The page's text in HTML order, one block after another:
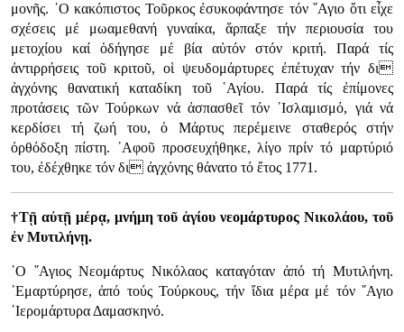
μονῆς. ῾Ο κακόπιστος Τοῦρκος ἐσυκοφάντησε τόν ῞Αγιο ὅτι εἶχε
σχέσεις μέ μωαμεθανή γυναίκα, ἅρπαξε τήν περιουσία του
μετοχίου καί ὁδήγησε μέ βία αὐτόν στόν κριτή. Παρά τίς
ἀντιρρήσεις τοῦ κριτοῦ, οἱ ψευδομάρτυρες ἐπέτυχαν τήν δι
ἀγχόνης θανατική καταδίκη τοῦ ῾Αγίου. Παρά τίς ἐπίμονες
προτάσεις τῶν Τούρκων νά ἀσπασθεῖ τόν ᾿Ισλαμισμό, γιά νά
κερδίσει τή ζωή του, ὁ Μάρτυς περέμεινε σταθερός στήν
ὀρθόδοξη πίστη. ᾿Αφοῦ προσευχήθηκε, λίγο πρίν τό μαρτύριό
του, ἐδέχθηκε τόν δι ἀγχόνης θάνατο τό ἔτος 1771.
†Τῇ αὐτῇ μέρᾳ, μνήμη τοῦ ἁγίου νεομάρτυρος Νικολάου, τοῦ
ἐν Μυτιλήνῃ.
῾Ο ῞Αγιος Νεομάρτυς Νικόλαος καταγόταν ἀπό τή Μυτιλήνη.
᾿Εμαρτύρησε, ἀπό τούς Τούρκους, τήν ἴδια μέρα μέ τόν ῞Αγιο
῾Ιερομάρτυρα Δαμασκηνό.